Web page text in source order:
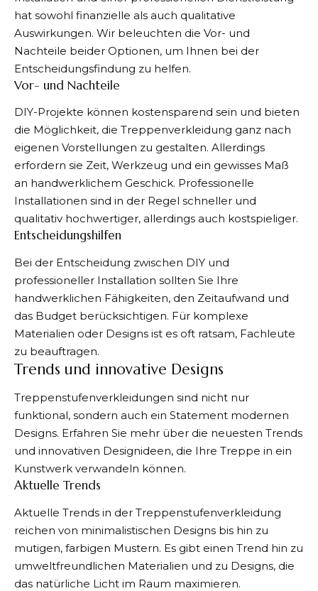
hat sowohl finanzielle als auch qualitative
Auswirkungen. Wir beleuchten die Vor- und
Nachteile beider Optionen, um Ihnen bei der
Entscheidungsfindung zu helfen.
Vor- und Nachteile
DIY-Projekte können kostensparend sein und bieten
die Möglichkeit, die Treppenverkleidung ganz nach
eigenen Vorstellungen zu gestalten. Allerdings
erfordern sie Zeit, Werkzeug und ein gewisses Maß
an handwerklichem Geschick. Professionelle
Installationen sind in der Regel schneller und
qualitativ hochwertiger, allerdings auch kostspieliger.
Entscheidungshilfen
Bei der Entscheidung zwischen DIY und
professioneller Installation sollten Sie Ihre
handwerklichen Fähigkeiten, den Zeitaufwand und
das Budget berücksichtigen. Für komplexe
Materialien oder Designs ist es oft ratsam, Fachleute
zu beauftragen.
Trends und innovative Designs
Treppenstufenverkleidungen sind nicht nur
funktional, sondern auch ein Statement modernen
Designs. Erfahren Sie mehr über die neuesten Trends
und innovativen Designideen, die Ihre Treppe in ein
Kunstwerk verwandeln können.
Aktuelle Trends
Aktuelle Trends in der Treppenstufenverkleidung
reichen von minimalistischen Designs bis hin zu
mutigen, farbigen Mustern. Es gibt einen Trend hin zu
umweltfreundlichen Materialien und zu Designs, die
das natürliche Licht im Raum maximieren.